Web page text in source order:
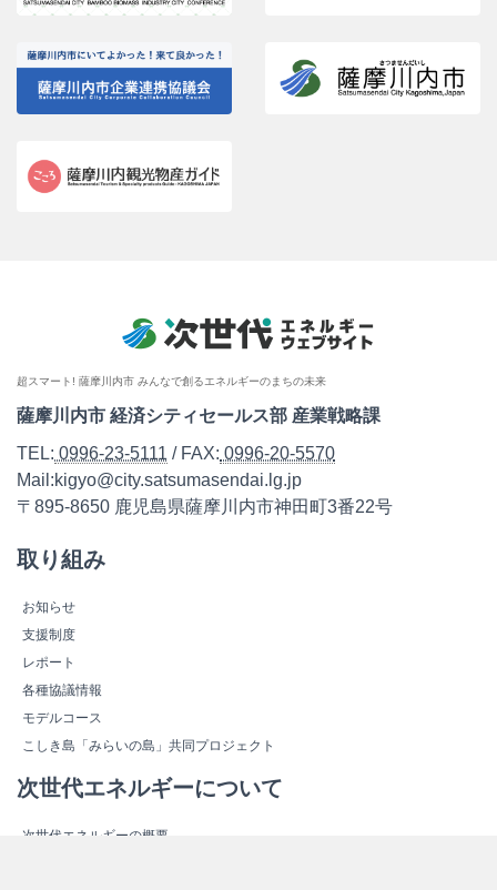
超スマート! 薩摩川内市 みんなで創るエネルギーのまちの未来
薩摩川内市 経済シティセールス部 産業戦略課
TEL: 0996-23-5111 / FAX: 0996-20-5570
Mail:kigyo@city.satsumasendai.lg.jp
〒895-8650 鹿児島県薩摩川内市神田町3番22号
取り組み
お知らせ
支援制度
レポート
各種協議情報
モデルコース
こしき島「みらいの島」共同プロジェクト
次世代エネルギーについて
次世代エネルギーの概要